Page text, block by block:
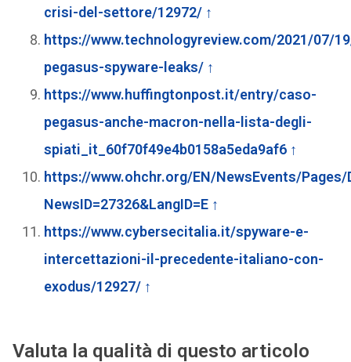
crisi-del-settore/12972/ ↑
https://www.technologyreview.com/2021/07/
pegasus-spyware-leaks/ ↑
https://www.huffingtonpost.it/entry/caso-
pegasus-anche-macron-nella-lista-degli-
spiati_it_60f70f49e4b0158a5eda9af6 ↑
https://www.ohchr.org/EN/NewsEvents/Pages/
NewsID=27326&LangID=E ↑
https://www.cybersecitalia.it/spyware-e-
intercettazioni-il-precedente-italiano-con-
exodus/12927/ ↑
Valuta la qualità di questo articolo